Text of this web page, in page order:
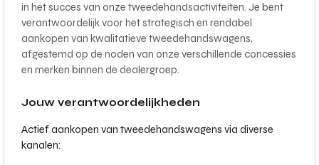
in het succes van onze tweedehandsactiviteiten. Je bent
verantwoordelijk voor het strategisch en rendabel
aankopen van kwalitatieve tweedehandswagens,
afgestemd op de noden van onze verschillende concessies
en merken binnen de dealergroep.
Jouw verantwoordelijkheden
Actief aankopen van tweedehandswagens via diverse
kanalen: